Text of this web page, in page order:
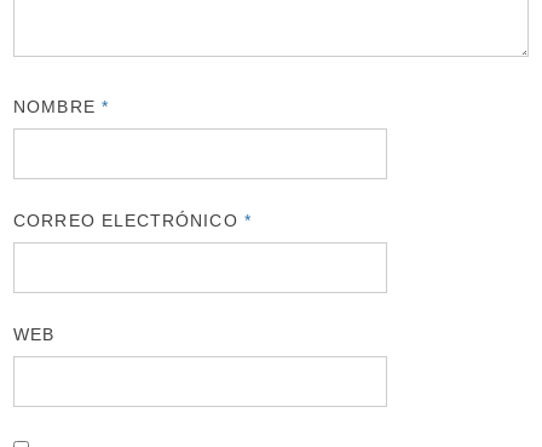
NOMBRE *
CORREO ELECTRÓNICO *
WEB